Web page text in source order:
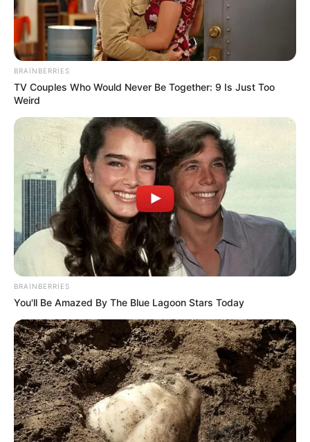
10:54 / 05 Avqust 2026 CƏMİYYƏT
Müəllimlərin maaşı şagirdlərin nəticələrinə
görə dəyişməlidirmi? –
Təhsil
ekspertindən AÇIQLAMA
319
11:13 / 04 Avqust 2026
Müəllimlərin maaşı ilə bağlıMÜHÜM
XƏBƏR
117 0
BRAINBERRIES
TV Couples Who Would Never Be Together: 9 Is Just Too
Weird
BRAINBERRIES
You'll Be Amazed By The Blue Lagoon Stars Today